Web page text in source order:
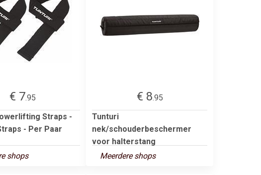
€ 7.95
Straps -
- Per Paar
shops
€ 8.95
Tunturi
nek/schouderbeschermer
voor halterstang
Meerdere shops